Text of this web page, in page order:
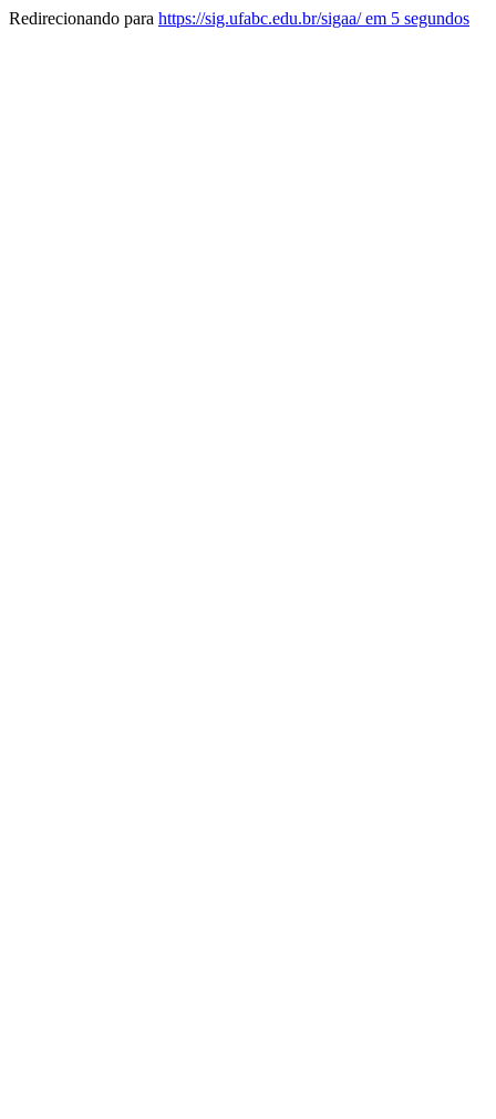
Redirecionando para https://sig.ufabc.edu.br/sigaa/ em 5 segundos